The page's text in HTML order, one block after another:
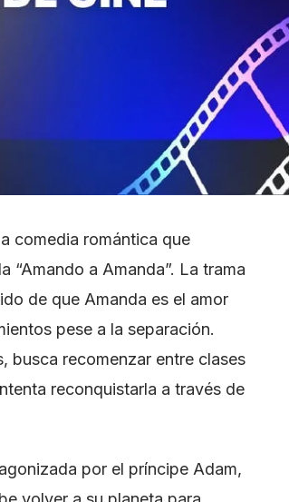
comedia romántica que
“Amando a Amanda”. La trama
de que Amanda es el amor
pese a la separación.
busca recomenzar entre clases
reconquistarla a través de
por el príncipe Adam,